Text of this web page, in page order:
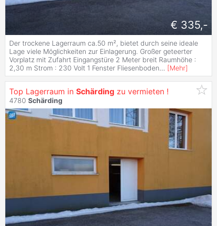
€ 335,-
Der trockene Lagerraum ca.50 m², bietet durch seine ideale
Lage viele Möglichkeiten zur Einlagerung. Großer geteerter
Vorplatz mit Zufahrt Eingangstüre 2 Meter breit Raumhöhe :
2,30 m Strom : 230 Volt 1 Fenster Fliesenboden... [Mehr]
Top Lagerraum in Schärding zu vermieten !
4780 Schärding